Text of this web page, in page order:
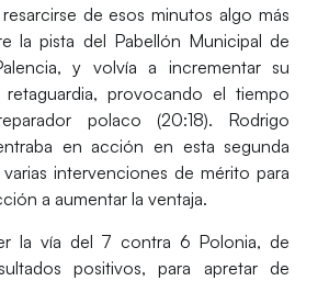
de esos minutos algo más
la pista del Pabellón Municipal de
y volvía a incrementar su
provocando el tiempo
polaco (20:18). Rodrigo
en acción en esta segunda
intervenciones de mérito para
a aumentar la ventaja.
la vía del 7 contra 6 Polonia, de
positivos, para apretar de